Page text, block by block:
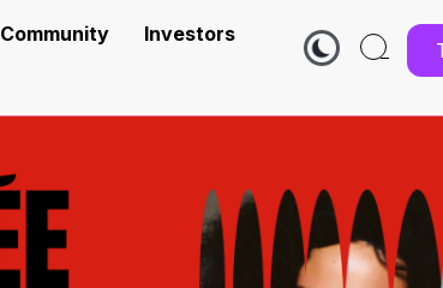
Community
Investors